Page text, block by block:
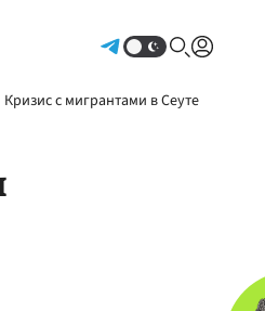
Кризис с мигрантами в Сеуте